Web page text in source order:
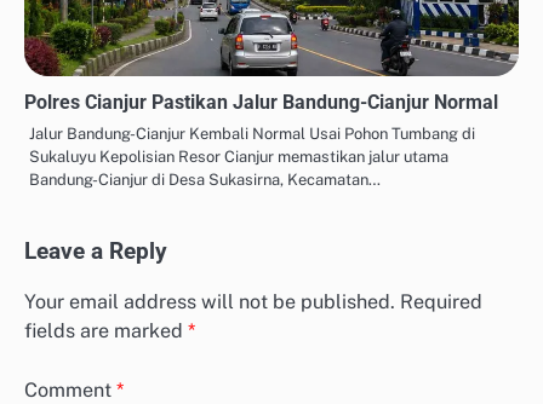
Polres Cianjur Pastikan Jalur Bandung-Cianjur Normal
Jalur Bandung-Cianjur Kembali Normal Usai Pohon Tumbang di
Sukaluyu Kepolisian Resor Cianjur memastikan jalur utama
Bandung-Cianjur di Desa Sukasirna, Kecamatan…
Leave a Reply
Your email address will not be published. Required
fields are marked *
Comment *